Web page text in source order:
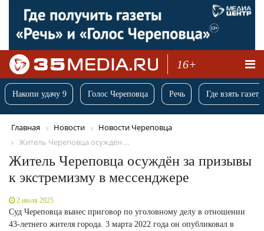
16+
Накопи удачу 9 Голос Череповца Речь Где взять
Главная Новости
Новости Череповца
Житель Череповца осуждён ...
Житель Череповца осуждён за призывы
к экстремизму в мессенджере
2 июля 2025
Суд Череповца вынес приговор по уголовному делу в отношении
43-летнего жителя города. 3 марта 2022 года он опубликовал в